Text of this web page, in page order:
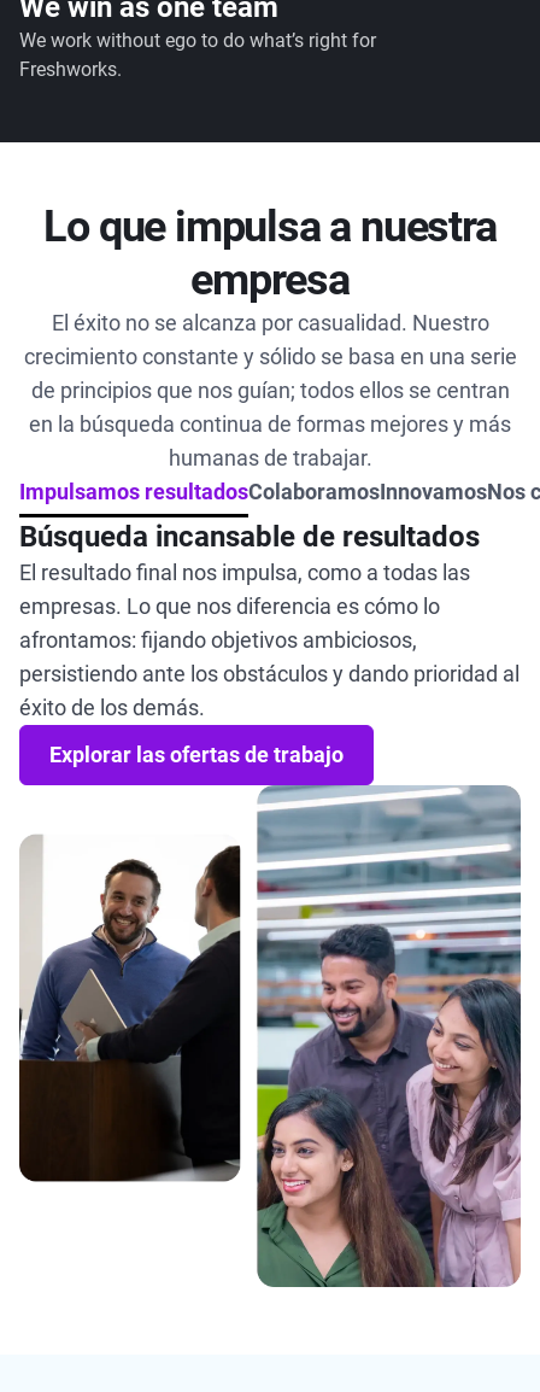
We win as one team
We work without ego to do what’s right for
Freshworks.
Lo que impulsa a nuestra
empresa
El éxito no se alcanza por casualidad. Nuestro
crecimiento constante y sólido se basa en una serie
de principios que nos guían; todos ellos se centran
en la búsqueda continua de formas mejores y más
humanas de trabajar.
Impulsamos resultadosColaboramosInnovamosNos
Búsqueda incansable de resultados
El resultado final nos impulsa, como a todas las
empresas. Lo que nos diferencia es cómo lo
afrontamos: fijando objetivos ambiciosos,
persistiendo ante los obstáculos y dando prioridad al
éxito de los demás.
Explorar las ofertas de trabajo